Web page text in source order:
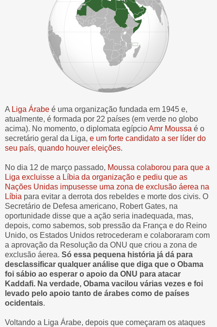
A Liga Árabe é uma organização fundada em 1945 e,
atualmente, é formada por 22 países (em verde no globo
acima). No momento, o diplomata egípcioAmr Moussa é o
secretário geral da Liga, e um forte candidato a ser líder do
seu país, quando houver eleições.
No dia 12 de março passado, Moussa colaborou para que a
Liga excluisse a Líbia da organização e pediu que as
Nações Unidas impusesse uma zona de exclusão áerea na
Líbia para evitar a derrota dos rebeldes e morte dos civis. O
Secretário de Defesa americano, Robert Gates, na
oportunidade disse que a ação seria inadequada, mas,
depois, como sabemos, sob pressão da França e do Reino
Unido, os Estados Unidos retrocederam e colaboraram com
a aprovação da Resolução da ONU que criou a zona de
exclusão áerea. Só essa pequena história já dá para
desclassificar qualquer análise que diga que o Obama
foi sábio ao esperar o apoio da ONU para atacar
Kaddafi. Na verdade, Obama vacilou várias vezes e foi
levado pelo apoio tanto de árabes como de países
ocidentais.
Voltando a Liga Árabe, depois que começaram os ataques